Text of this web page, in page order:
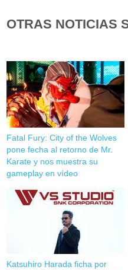
OTRAS NOTICIAS
Fatal Fury: City of the Wolves
pone fecha al retorno de Mr.
Karate y nos muestra su
gameplay en vídeo
Katsuhiro Harada ficha por